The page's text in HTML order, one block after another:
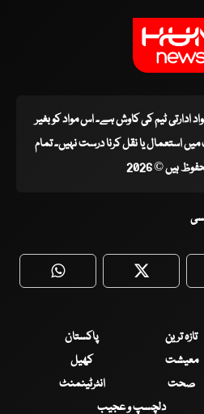
ادارتی ٹیم کی کاوش ہے۔ اس مواد کو بغیر
استعمال یا نقل کرنا درست نہیں۔ تمام
ہیں © 2026
WhatsApp Twitter
تازہ ترین
پاکستان
معیشت
کھیل
صحت
انٹرٹینمنٹ
دلچسپ و عجیب